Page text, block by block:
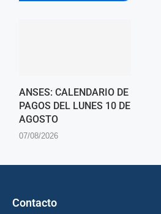
ANSES: CALENDARIO DE
PAGOS DEL LUNES 10 DE
AGOSTO
07/08/2026
Contacto